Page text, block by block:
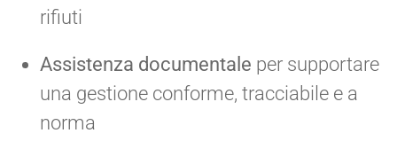
rifiuti
Assistenza documentale per supportare
una gestione conforme, tracciabile e a
norma